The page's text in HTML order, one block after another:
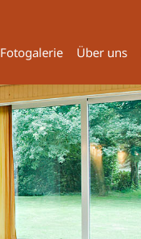
Fotogalerie Über uns